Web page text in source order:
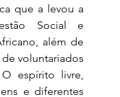
que a levou a
Social e
além de
voluntariados
espírito livre,
e diferentes